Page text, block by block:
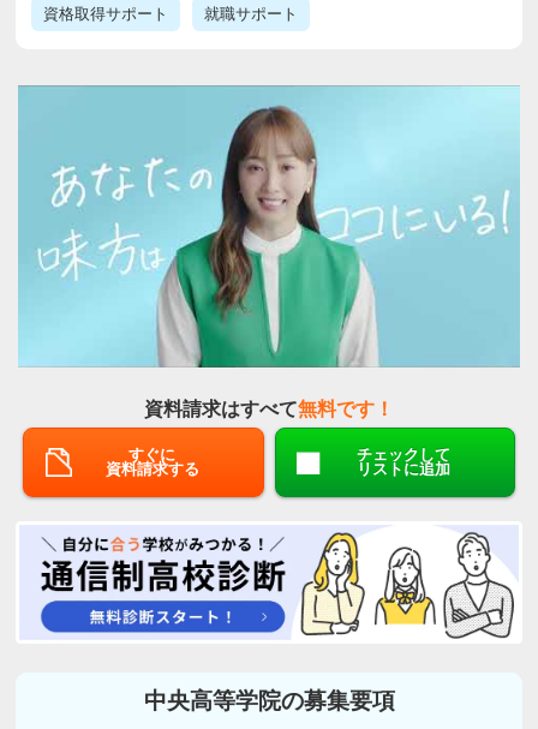
資格取得サポート 就職サポート
資料請求はすべて無料です！
すぐに
資料請求する
チェックして
リストに追加
中央高等学院の募集要項